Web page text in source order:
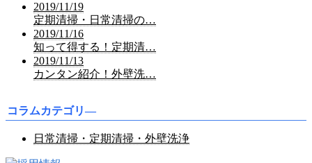
2019/11/19
定期清掃・日常清掃の…
2019/11/16
知って得する！定期清…
2019/11/13
カンタン紹介！外壁洗…
コラムカテゴリ―
日常清掃・定期清掃・外壁洗浄